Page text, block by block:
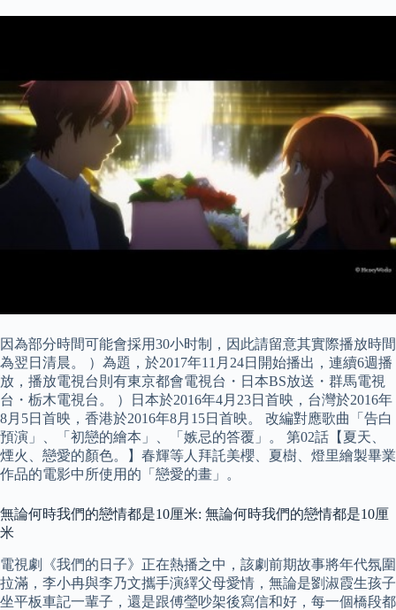
因為部分時間可能會採用30小时制，因此請留意其實際播放時間
為翌日清晨。 ）為題，於2017年11月24日開始播出，連續6週播
放，播放電視台則有東京都會電視台・日本BS放送・群馬電視
台・栃木電視台。 ）日本於2016年4月23日首映，台灣於2016年
8月5日首映，香港於2016年8月15日首映。 改編對應歌曲「告白
預演」、「初戀的繪本」、「嫉忌的答覆」。 第02話【夏天、
煙火、戀愛的顏色。】春輝等人拜託美櫻、夏樹、燈里繪製畢業
作品的電影中所使用的「戀愛的畫」。
無論何時我們的戀情都是10厘米: 無論何時我們的戀情都是10厘
米
電視劇《我們的日子》正在熱播之中，該劇前期故事將年代氛圍
拉滿，李小冉與李乃文攜手演繹父母愛情，無論是劉淑霞生孩子
坐平板車記一輩子，還是跟傅瑩吵架後寫信和好，每一個橋段都